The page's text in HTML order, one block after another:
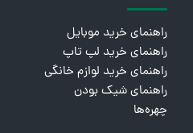
راهنمای خرید موبایل
راهنمای خرید لپ تاپ
راهنمای خرید لوازم خانگی
راهنمای شیک بودن
چهره‌ها